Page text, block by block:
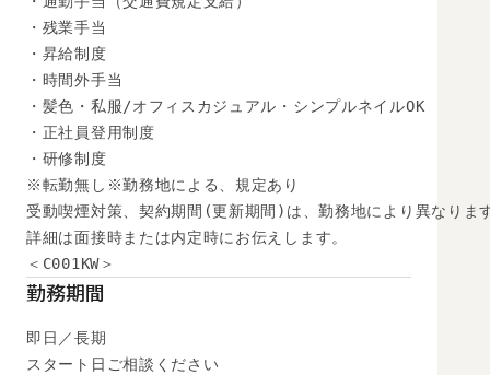
・残業手当
・昇給制度
・時間外手当
・髪色・私服/オフィスカジュアル・シンプルネイルOK
・正社員登用制度
・研修制度
※転勤無し※勤務地による、規定あり
受動喫煙対策、契約期間(更新期間)は、勤務地により異なりま
詳細は面接時または内定時にお伝えします。
＜C001KW＞
勤務期間
即日／長期
スタート日ご相談ください